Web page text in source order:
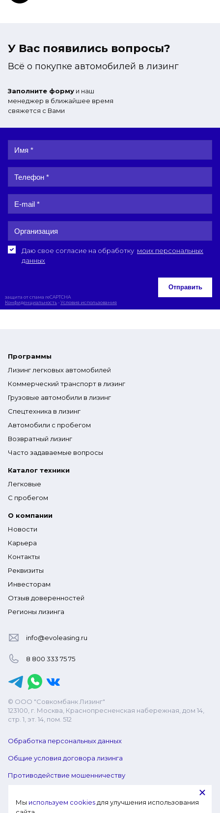
У Вас появились вопросы?
Всё о покупке автомобилей в лизинг
Заполните форму и наш
менеджер в ближайшее время
свяжется с Вами
Даю свое согласие на обработку моих персональных
данных
Отправить
защита от спама reCAPTCHA
Конфиденциальность-Условия использования
Программы
Лизинг легковых автомобилей
Коммерческий транспорт в лизинг
Грузовые автомобили в лизинг
Спецтехника в лизинг
Автомобили с пробегом
Возвратный лизинг
Часто задаваемые вопросы
Каталог техники
Легковые
С пробегом
О компании
Новости
Карьера
Контакты
Реквизиты
Инвесторам
Отзыв доверенностей
Регионы лизинга
info@evoleasing.ru
8 800 333 75 75
© ООО "Совкомбанк Лизинг"
123100, г. Москва, Краснопресненская набережная, дом 14,
стр. 1, эт. 14, пом. 512
Обработка персональных данных
Общие условия договора лизинга
Противодействие мошенничеству
Мы используем cookies для улучшения использования